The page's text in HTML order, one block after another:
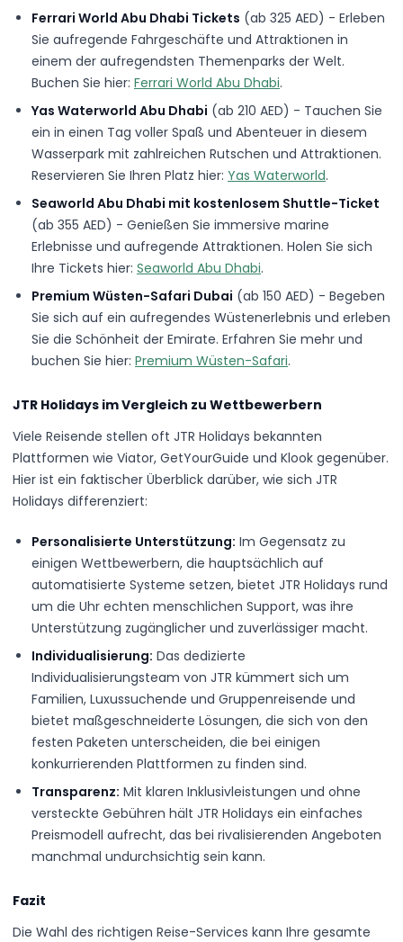
Ferrari World Abu Dhabi Tickets (ab 325 AED) - Erleben
Sie aufregende Fahrgeschäfte und Attraktionen in
einem der aufregendsten Themenparks der Welt.
Buchen Sie hier: Ferrari World Abu Dhabi.
Yas Waterworld Abu Dhabi (ab 210 AED) - Tauchen Sie
ein in einen Tag voller Spaß und Abenteuer in diesem
Wasserpark mit zahlreichen Rutschen und Attraktionen.
Reservieren Sie Ihren Platz hier: Yas Waterworld.
Seaworld Abu Dhabi mit kostenlosem Shuttle-Ticket
(ab 355 AED) - Genießen Sie immersive marine
Erlebnisse und aufregende Attraktionen. Holen Sie sich
Ihre Tickets hier: Seaworld Abu Dhabi.
Premium Wüsten-Safari Dubai (ab 150 AED) - Begeben
Sie sich auf ein aufregendes Wüstenerlebnis und erleben
Sie die Schönheit der Emirate. Erfahren Sie mehr und
buchen Sie hier: Premium Wüsten-Safari.
JTR Holidays im Vergleich zu Wettbewerbern
Viele Reisende stellen oft JTR Holidays bekannten
Plattformen wie Viator, GetYourGuide und Klook gegenüber.
Hier ist ein faktischer Überblick darüber, wie sich JTR
Holidays differenziert:
Personalisierte Unterstützung: Im Gegensatz zu
einigen Wettbewerbern, die hauptsächlich auf
automatisierte Systeme setzen, bietet JTR Holidays rund
um die Uhr echten menschlichen Support, was ihre
Unterstützung zugänglicher und zuverlässiger macht.
Individualisierung: Das dedizierte
Individualisierungsteam von JTR kümmert sich um
Familien, Luxussuchende und Gruppenreisende und
bietet maßgeschneiderte Lösungen, die sich von den
festen Paketen unterscheiden, die bei einigen
konkurrierenden Plattformen zu finden sind.
Transparenz: Mit klaren Inklusivleistungen und ohne
versteckte Gebühren hält JTR Holidays ein einfaches
Preismodell aufrecht, das bei rivalisierenden Angeboten
manchmal undurchsichtig sein kann.
Fazit
Die Wahl des richtigen Reise-Services kann Ihre gesamte